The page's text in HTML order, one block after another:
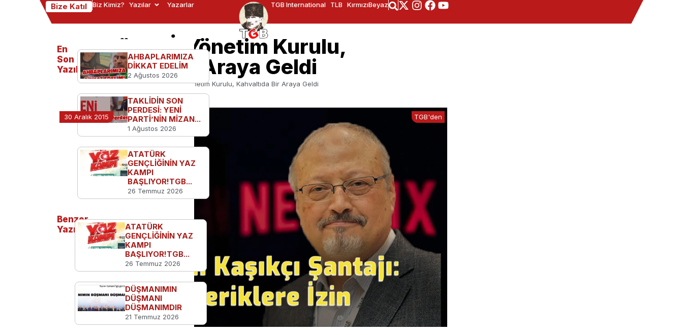
Bize Katıl Biz Kimiz? Yazılar Yazarlar TGB International TLB KırmızıBeyaz
TGB Düzce İl Yönetim Kurulu,
Kahvaltıda Bir Araya Geldi
Ana Sayfa TGB'den TGB Düzce İl Yönetim Kurulu, Kahvaltıda Bir Araya Geldi
30 Aralık 2015 TGB'den
En
Son
Yazılanlar
AHBAPLARIMIZA
DİKKAT EDELİM
2 Ağustos 2026
TAKLİDİN SON
PERDESİ: YENİ
PARTİ’NİN MİZAN...
1 Ağustos 2026
ATATÜRK
GENÇLİĞİNİN YAZ
KAMPI
BAŞLIYOR!TGB...
26 Temmuz 2026
Benzer
Yazılar
ATATÜRK
GENÇLİĞİNİN YAZ
KAMPI
BAŞLIYOR!TGB...
26 Temmuz 2026
DÜŞMANIMIN
DÜŞMANI
DÜŞMANIMDIR
21 Temmuz 2026